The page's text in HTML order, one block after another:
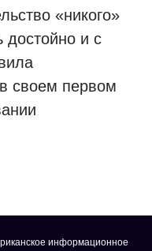
«никого»
и с
своем первом
информационное